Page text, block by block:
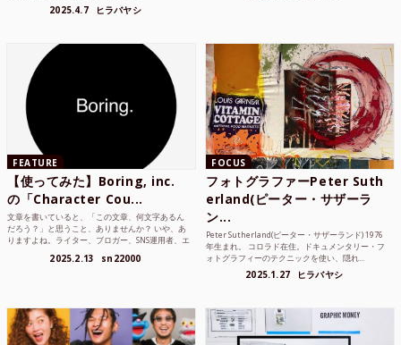
2025.4.7 ヒラバヤシ
FEATURE
【使ってみた】Boring, inc.
の「Character Cou...
文章を書いていると、「この文章、何文字あるん
だろう？」と思うこと、ありませんか？ いや、あ
りますよね。ライター、ブロガー、SNS運用者、エ
2025.2.13 sn22000
FOCUS
フォトグラファーPeter Suth
erland(ピーター・サザーラ
ン...
Peter Sutherland(ピーター・サザーランド) 1976
年生まれ。 コロラド在住。ドキュメンタリー・フ
ォトグラフィーのテクニックを使い、隠れ...
2025.1.27 ヒラバヤシ